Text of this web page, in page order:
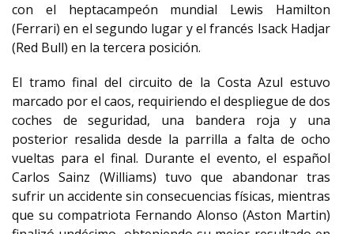
con el heptacampeón mundial Lewis Hamilton
(Ferrari) en el segundo lugar y el francés Isack Hadjar
(Red Bull) en la tercera posición.
El tramo final del circuito de la Costa Azul estuvo
marcado por el caos, requiriendo el despliegue de dos
coches de seguridad, una bandera roja y una
posterior resalida desde la parrilla a falta de ocho
vueltas para el final. Durante el evento, el español
Carlos Sainz (Williams) tuvo que abandonar tras
sufrir un accidente sin consecuencias físicas, mientras
que su compatriota Fernando Alonso (Aston Martin)